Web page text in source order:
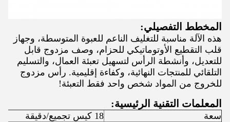
المخطط التفصيلي:
هذه الآلة مناسبة للتغليف الناعم للعبوة المتوسطة، وجهاز
قلب التقطيع الأوتوماتيكي للحزام، وصف مزدوج قابل
للتعديل، وأنشطة الرأس لتسهيل تعبئة العمال، والتسليم
التلقائي للمنتجات النهائية، وكفاءة إقليمية. رأس مزدوج
للخروج من المواد شخص واحد فقط التعبئة!
المعلمات التقنية الرئيسية:
سعة
18 كيس تجميع/دقيقة